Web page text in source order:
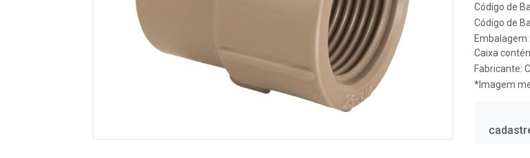
Código de
Código de
Embalagem:
Caixa
Fabricante:
*Imagem